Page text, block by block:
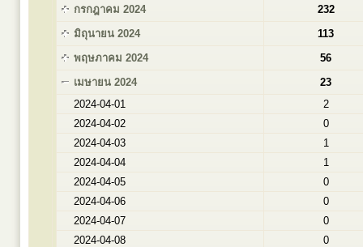
กรกฎาคม 2024
232
มิถุนายน 2024
113
พฤษภาคม 2024
56
เมษายน 2024
23
2024-04-01
2
2024-04-02
0
2024-04-03
1
2024-04-04
1
2024-04-05
0
2024-04-06
0
2024-04-07
0
2024-04-08
0